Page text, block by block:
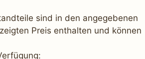
sind in den angegebenen
Preis enthalten und können